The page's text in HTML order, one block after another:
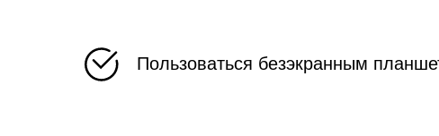
Пользоваться безэкранным